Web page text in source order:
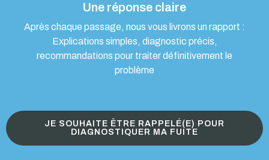
Une réponse claire
Après chaque passage, nous vous livrons un rapport :
Explications simples, diagnostic précis,
recommandations pour traiter définitivement le
problème
JE SOUHAITE ÊTRE RAPPELÉ(E) POUR
DIAGNOSTIQUER MA FUITE